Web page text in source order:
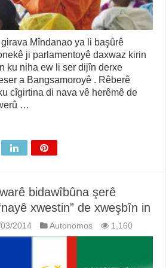
Mîndanao ya li başûrê
ji parlamentoyê daxwaz kirin
ku niha ew li ser dijîn derxe
a Bangsamoroyê . Rêberê
cîgirtina di nava vê herêmê de
…
bidawîbûna şerê
xwestin” de xweşbîn in
2014 Autonomos 1,160